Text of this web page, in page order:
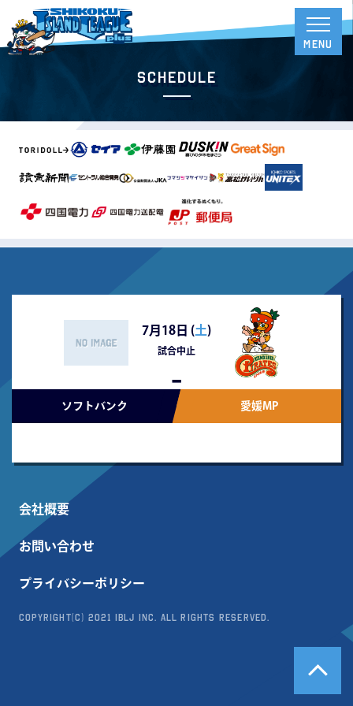
Schedule
7月18日 (土)
試合中止
-
ソフトバンク 愛媛MP
会社概要
お問い合わせ
プライバシーポリシー
Copyright(c) 2021 IBLJ Inc. All Rights Reserved.